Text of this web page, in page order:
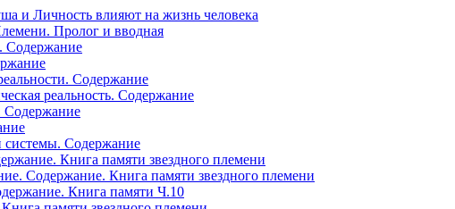
и Личность влияют на жизнь человека
Пролог и вводная
Содержание
Содержание
реальность. Содержание
Содержание
системы. Содержание
Книга памяти звездного племени
Содержание. Книга памяти звездного племени
Книга памяти Ч.10